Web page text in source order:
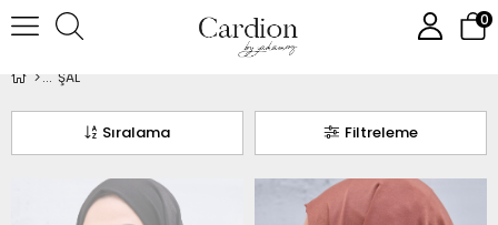
0
ŞAL
Filtreleme
Sıralama